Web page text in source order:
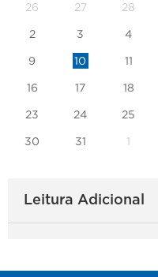
26 27 28
2 3 4
9 10 11
16 17 18
23 24 25
30 31 1
Leitura Adicional